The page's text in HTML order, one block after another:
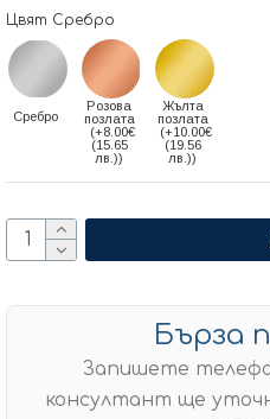
Цвят Сребро
Сребро
Розова
позлата
(+8.00€
(15.65
лв.))
Жълта
позлата
(+10.00€
(19.56
лв.))
Бърза
Запишете
консултант ще